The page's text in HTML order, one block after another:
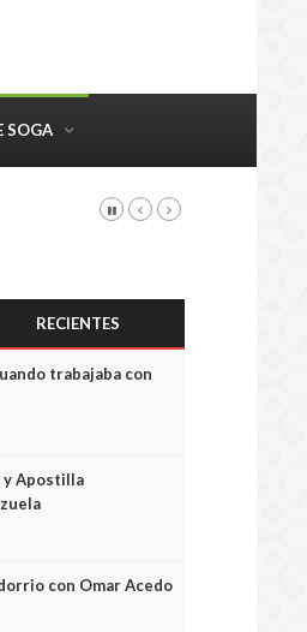
SOGA
RECIENTES
trabajaba con
y Apostilla
con Omar Acedo